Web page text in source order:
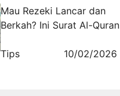
Mau Rezeki Lancar dan
Berkah? Ini Surat Al-Quran
Dibaca!
Tips 10/02/2026